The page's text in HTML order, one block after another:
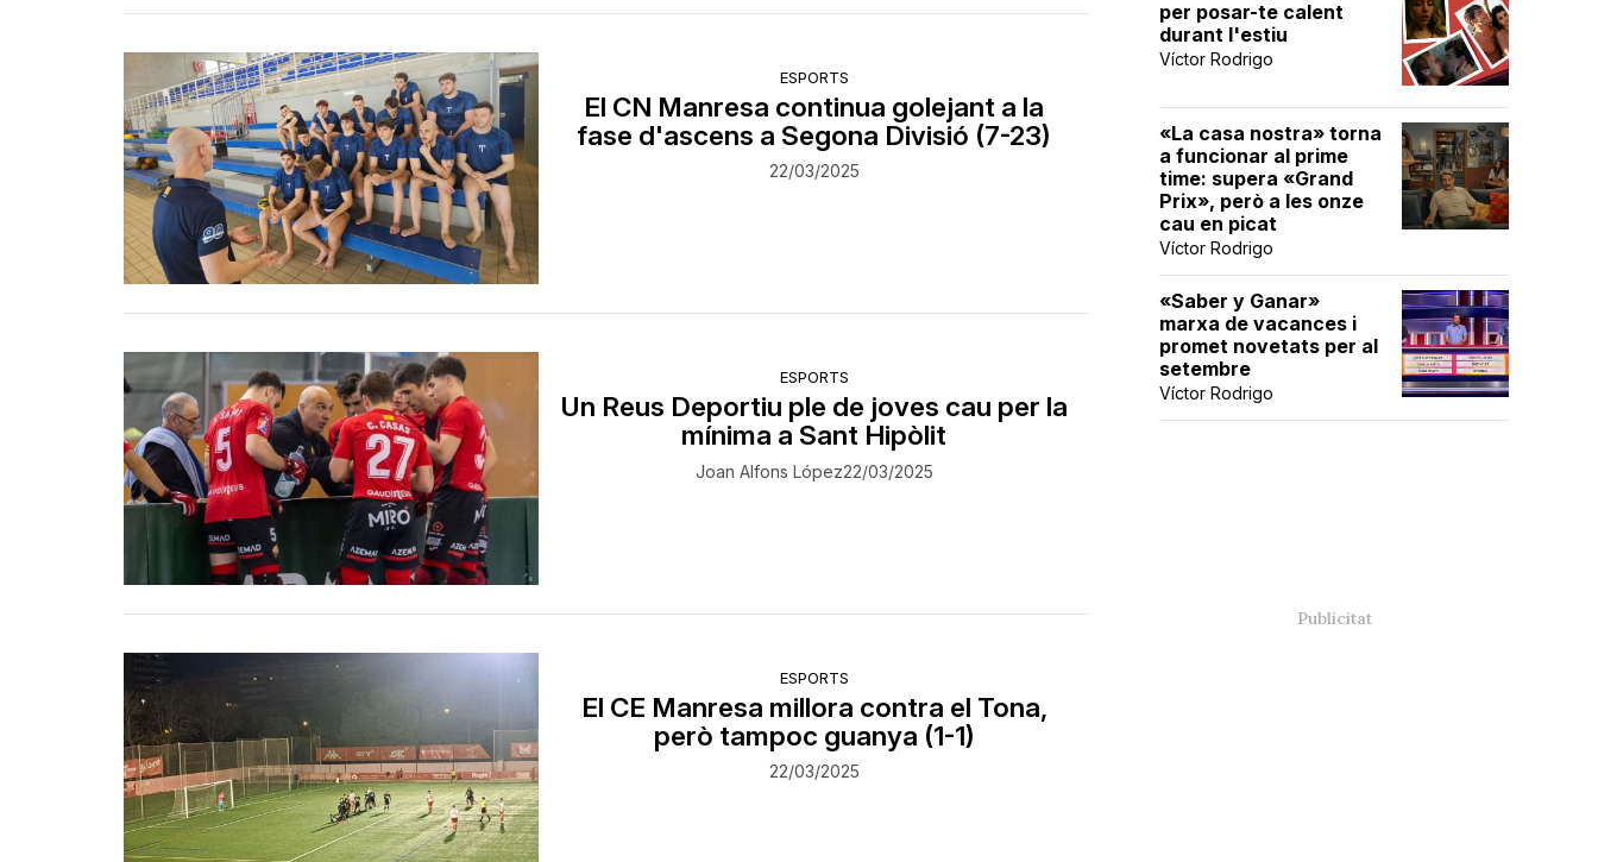
ESPORTS
El CN Manresa continua golejant a la
fase d'ascens a Segona Divisió (7-23)
22/03/2025
ESPORTS
Un Reus Deportiu ple de joves cau per la
mínima a Sant Hipòlit
Joan Alfons López22/03/2025
ESPORTS
El CE Manresa millora contra el Tona,
però tampoc guanya (1-1)
22/03/2025
per posar-te calent
durant l'estiu
Víctor Rodrigo
«La casa nostra» torna
a funcionar al prime
time: supera «Grand
Prix», però a les onze
cau en picat
Víctor Rodrigo
«Saber y Ganar»
marxa de vacances i
promet novetats per al
setembre
Víctor Rodrigo